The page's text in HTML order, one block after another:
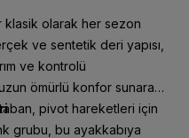
klasik olarak her sezon
ve sentetik deri yapısı,
ve kontrolü
ömürlü konfor sunarak
pivot hareketleri için
grubu, bu ayakkabıya